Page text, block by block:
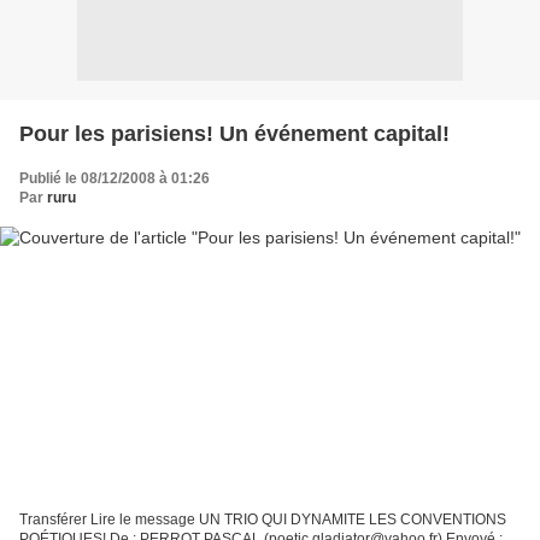
Pour les parisiens! Un événement capital!
Publié le 08/12/2008 à 01:26
Par ruru
Transférer Lire le message UN TRIO QUI DYNAMITE LES CONVENTIONS